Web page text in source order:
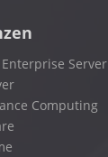
Server
Computing